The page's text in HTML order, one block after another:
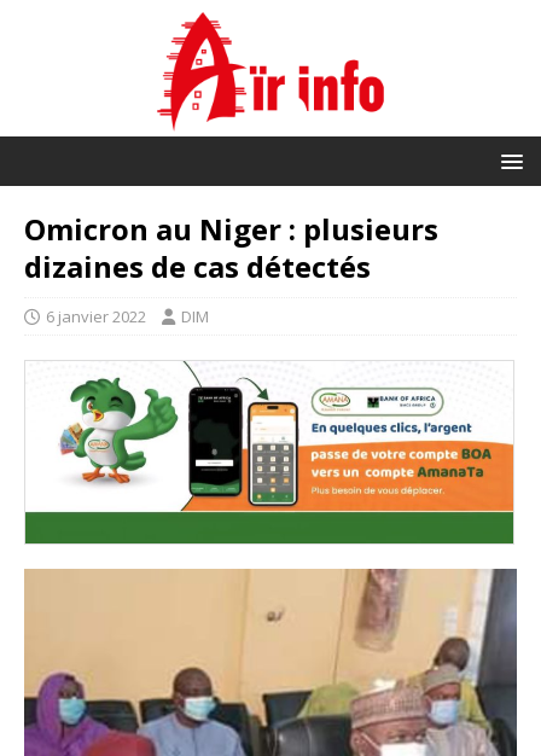
Omicron au Niger : plusieurs
dizaines de cas détectés
6 janvier 2022 DIM